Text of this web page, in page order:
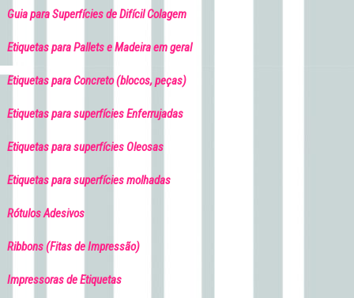
Guia para Superfícies de Difícil Colagem
Etiquetas para Pallets e Madeira em geral
Etiquetas para Concreto (blocos, peças)
Etiquetas para superfícies Enferrujadas
Etiquetas para superfícies Oleosas
Etiquetas para superfícies molhadas
Rótulos Adesivos
Ribbons (Fitas de Impressão)
Impressoras de Etiquetas